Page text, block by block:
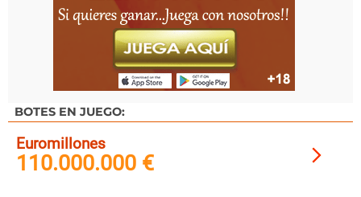
BOTES EN JUEGO:
Euromillones
110.000.000 €